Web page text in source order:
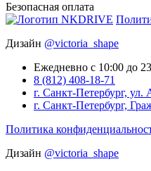
Безопасная оплата
Дизайн @victoria_shape
Ежедневно с 10:00 до
8 (812) 408-18-71
г. Санкт-Петербург, ул.
г. Санкт-Петербург,
Политика
Дизайн @victoria_shape